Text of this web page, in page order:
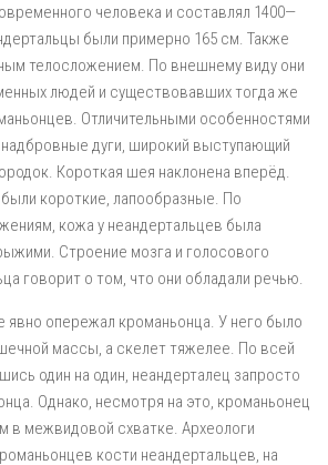
человека и составлял 1400—
были примерно 165 см. Также
телосложением. По внешнему виду они
людей и существовавших тогда же
Отличительными особенностями
дуги, широкий выступающий
Короткая шея наклонена вперёд.
были короткие, лапообразные. По
кожа у неандертальцев была
Строение мозга и голосового
говорит о том, что они обладали речью.
явно опережал кроманьонца. У него было
массы, а скелет тяжелее. По всей
один на один, неандерталец запросто
Однако, несмотря на это, кроманьонец
в межвидовой схватке. Археологи
кости неандертальцев, на